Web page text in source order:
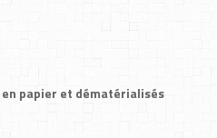
papier et dématérialisés